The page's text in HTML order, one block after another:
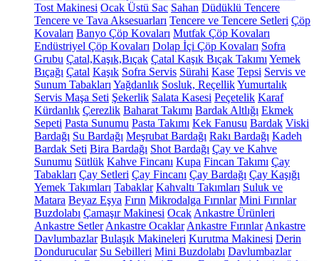
Tost Makinesi Ocak Üstü Sac Sahan Düdüklü Tencere
Tencere ve Tava Aksesuarları Tencere ve Tencere Setleri Çöp
Kovaları Banyo Çöp Kovaları Mutfak Çöp Kovaları
Endüstriyel Çöp Kovaları Dolap İçi Çöp Kovaları Sofra
Grubu Çatal,Kaşık,Bıçak Çatal Kaşık Bıçak Takımı Yemek
Bıçağı Çatal Kaşık Sofra Servis Sürahi Kase Tepsi Servis ve
Sunum Tabakları Yağdanlık Sosluk, ReçellikYumurtalık
Servis Maşa Seti Şekerlik Salata Kasesi Peçetelik Karaf
Kürdanlık Çerezlik Baharat Takımı Bardak Altlığı Ekmek
Sepeti Pasta Sunumu Pasta Takımı Kek Fanusu Bardak Viski
Bardağı Su Bardağı Meşrubat Bardağı Rakı Bardağı Kadeh
Bardak Seti Bira Bardağı Shot Bardağı Çay ve Kahve
Sunumu Sütlük Kahve Fincanı Kupa Fincan Takımı Çay
Tabakları Çay Setleri Çay Fincanı Çay Bardağı Çay Kaşığı
Yemek Takımları Tabaklar Kahvaltı Takımları Suluk ve
Matara Beyaz Eşya Fırın Mikrodalga Fırınlar Mini Fırınlar
Buzdolabı Çamaşır Makinesi Ocak Ankastre Ürünleri
Ankastre Setler Ankastre Ocaklar Ankastre Fırınlar Ankastre
Davlumbazlar Bulaşık Makineleri Kurutma Makinesi Derin
Dondurucular Su Sebilleri Mini Buzdolabı Davlumbazlar